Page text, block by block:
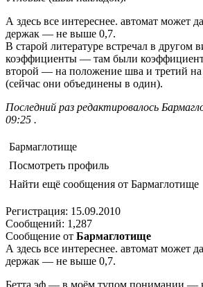
А здесь все интереснее. автомат может
держак — не выше 0,7.
В старой литературе встречал в другом
коэффициенты — там были
второй — на положение шва и третий на
(сейчас они объединены в один).
Последний раз редактировалось
09:25 .
Бармаглотище
Посмотреть профиль
Найти ещё сообщения от Бармаглотище
Регистрация: 15.09.2010
Сообщений: 1,287
Сообщение от Бармаглотище
А здесь все интереснее. автомат может
держак — не выше 0,7.